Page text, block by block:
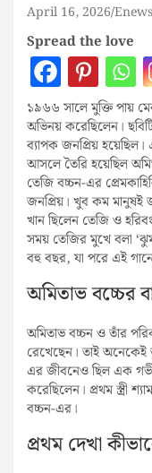
April 16, 2026
Spread the love
১৯৬৬ সালে মুক্তি পায়
অভিনয় করেছিলেন।
ব্যাপক জনপ্রিয় হয়েছিল।
আসলে তৈরি হয়েছিল
তেজি বচ্চন-এর
জনপ্রিয়। খুব কম মানুষই
খান ছিলেন তেজি ও
সময় তেজির মুখে বলা
বহু বছর, যা পরে এই
অমিতাভ বচ্চের
অমিতাভ বচ্চন ও তাঁর
রেখেছেন। তাই অনেকেই
এর জীবনেও ছিল এক গভীর
করেছিলেন। প্রথম স্ত্রী
বচ্চন-এর।
প্রথম দেখা